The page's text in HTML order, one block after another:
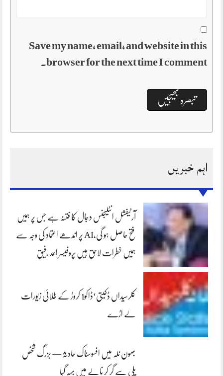
Save my name, email, and website in this
browser for the next time I comment.
اہم خبریں
آرٹیفشل انٹلیجنس دجال کا فتنہ ہے جس پر ہمیں
فتح حاصل ہو گی،AI پر اندھے اعتماد کی وجہ سے
ہمیں خطرات لاحق ہیں پروفیسر احمد رفیق
کلرسیداں ڈکیتی‘ڈاکو1 کروڑ کے طلائی زیورات
لے اڑے
بھون نلہ میں افسوسناک حادثہ — بزرگ شخص
پلی سے گر کر نالے میں بہہ گیا